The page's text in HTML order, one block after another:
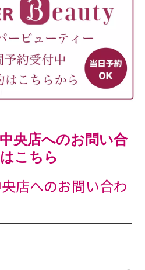
央店へのお問い合
こちら